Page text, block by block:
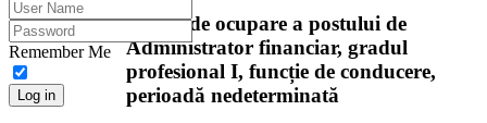
Anunț de ocupare a postului de
Administrator financiar, gradul
profesional I, funcție de conducere,
perioadă nedeterminată
Remember Me
Log in